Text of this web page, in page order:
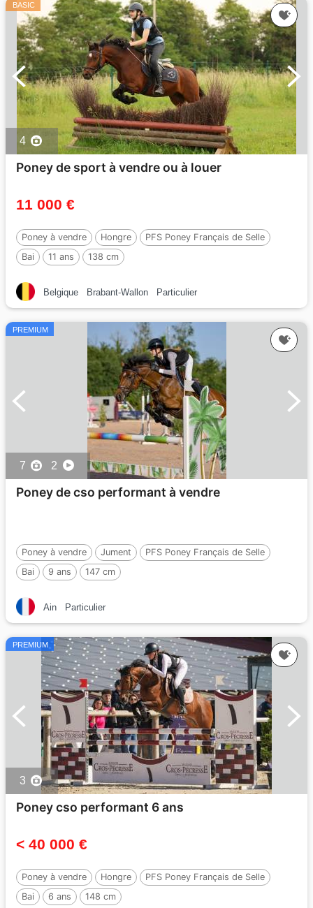
BASIC
4
Poney de sport à vendre ou à louer
11 000 €
Poney à vendre Hongre
PFS Poney Français de Selle
Bai
11 ans 138 cm
Belgique Brabant-Wallon Particulier
PREMIUM
7 2
Poney de cso performant à vendre
Poney à vendre Jument
PFS Poney Français de Selle
Bai
9 ans 147 cm
Ain Particulier
PREMIUM
3
Poney cso performant 6 ans
< 40 000 €
Poney à vendre Hongre
PFS Poney Français de Selle
Bai
6 ans 148 cm